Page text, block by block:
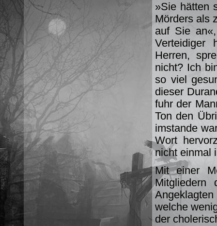
»Sie hätten
Mörders als
auf Sie
Verteidiger
Herren,
nicht? Ich
so viel
dieser
fuhr der
Ton den
imstande
Wort
nicht einmal
Mit einer
Mitgliedern
welche
der